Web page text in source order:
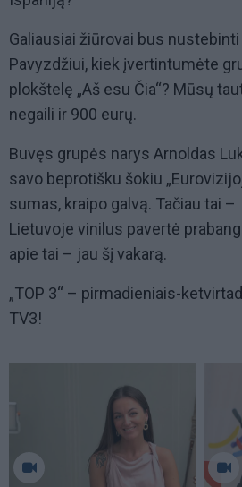
Galiausiai žiūrovai bus nustebinti
Pavyzdžiui, kiek įvertintumėte
plokštelę „Aš esu Čia“? Mūsų
negaili ir 900 eurų.
Buvęs grupės narys Arnoldas
savo beprotišku šokiu
sumas, kraipo galvą. Tačiau tai
Lietuvoje vinilus pavertė
apie tai – jau šį vakarą.
„TOP 3“ – pirmadieniais-
TV3!